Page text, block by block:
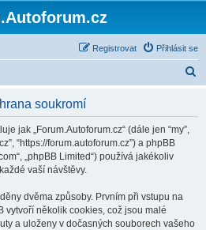
Přihlásit se
Registrovat
soukromí
jak „Forum.Autoforum.cz“ (dále jen “my”,
“https://forum.autoforum.cz”) a phpBB
„phpBB Limited“) používá jakékoliv
vaší návštěvy.
dvěma způsoby. Prvním při vstupu na
vytvoří několik cookies, což jsou malé
a uloženy v dočasných souborech vašeho